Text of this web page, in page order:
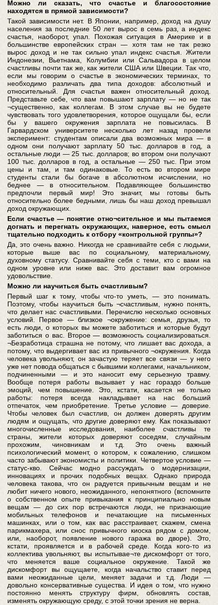
Можно ли сказать, что счастье и благосостояние
находятся в прямой зависимости?
Такой зависимости нет. В Японии, например, доход на душу
населения за последние 50 лет вырос в семь раз, а индекс
счастья, наоборот, упал. Похожая ситуация в Америке и в
большинстве европейских стран — хотя там не так резко
вырос доход и не так сильно упал индекс счастья. Жители
Индонезии, Вьетнама, Колумбии или Сальвадора в целом
счастливы почти так же, как жители США или Швеции. Так что,
если мы говорим о счастье в экономических терминах, то
необходимо различать два типа доходов: абсолютный и
относительный. Для счастья важен относительный доход.
Представьте себе, что вам повышают зарплату — но не так
¬существенно, как коллегам. В этом случае вы не будете
чувствовать того удовлетворения, которое ощущали бы, если
бы у вашего окружения зарплата не повысилась. В
Гарвардском университете несколько лет назад провели
эксперимент: студентам описали два возможных мира — в
одном они получают зарплату 50 тыс. долларов в год, а
остальные люди — 25 тыс. долларов; во втором они получают
100 тыс. долларов в год, а остальные — 250 тыс. При этом
цены и там, и там одинаковые. То есть во втором мире
студенты стали бы богаче в абсолютном исчислении, но
беднее — в относительном. Подавляющее большинство
предпочли первый мир! Это значит, мы готовы быть
относительно более бедными, лишь бы наш доход превышал
доход окружающих.
Если счастье — понятие отно¬сительное и мы пытаемся
догнать и перегнать окружающих, наверное, есть смысл
тщательно подходить к отбору «контрольной группы»?
Да, это очень важно. Никогда не сравнивайте себя с людьми,
которые выше вас по социальному, материальному,
духовному статусу. Сравнивайте себя с теми, кто с вами на
одном уровне или ниже вас. Это доставит вам огромное
удовольствие.
Можно ли научиться быть счастливым?
Первый шаг к тому, чтобы что-то уметь, — это понимать.
Поэтому, чтобы научиться быть ¬счастливым, нужно понять,
что делает нас счастливыми. Перечислю несколько основных
условий. Первое — близкое ¬окружение: семья, друзья, то
есть люди, о которых вы можете заботиться и которые будут
заботиться о вас. Второе — возможность социализироваться.
¬Безработица страшна не потому, что лишает вас дохода, а
потому, что выдергивает вас из привычного ¬окружения. Когда
человека увольняют, он зачастую теряет все связи — у него
уже нет повода общаться с бывшими коллегами, начальником,
подчиненными — и это наносит ему серьезную травму.
Вообще потеря работы вызывает у нас гораздо больше
эмоций, чем повышение. Это, кстати, касается не только
работы: потеря всегда накладывает на нас больший
отпечаток, чем приобретение. Третье условие — доверие.
Чтобы человек был счастлив, он должен доверять другим
людям и ощущать, что другие доверяют ему. Как показывают
многочисленные исследования, наиболее счастливы те
страны, жители которых доверяют соседям, случайным
прохожим, чиновникам и т.д. Это очень важный
психологический момент, о котором, к сожалению, слишком
часто забывают экономисты и политики. Четвертое условие —
статус-кво. Сейчас модно рассуждать о модернизации,
инновациях и прочих подобных вещах. Однако природа
человека такова, что он радуется привычным вещам и не
любит ничего нового, неожиданного, непонятного (вспомните
о собственном опыте привыкания к принципиально новым
вещам — до сих пор встречаются люди, не признающие
мобильных телефонов и печатающие на письменных
машинках, или о том, как вас расстраивает, скажем, смена
парикмахера, или снос привычного киоска рядом с домом,
или, наоборот, появление нового гаража во дворе). Это,
кстати, проявляется и в рабочей среде. Когда кого-то из
коллектива увольняют, вы испытывае¬те дискомфорт от того,
что меняется ваше социальное окружение. Такой же
дискомфорт вы ощущаете, когда начальство ставит перед
вами неожиданные цели, меняет задачи и т.д. Люди —
довольно консервативные существа. И идея о том, что нужно
постоянно менять структуру фирм, обновлять состав,
изменять окружающую среду, с этой точки зрения не верна.